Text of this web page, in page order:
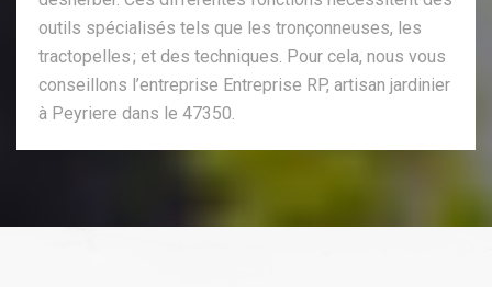
outils spécialisés tels que les tronçonneuses, les
tractopelles ; et des techniques. Pour cela, nous vous
conseillons l’entreprise Entreprise RP, artisan jardinier
à Peyriere dans le 47350.